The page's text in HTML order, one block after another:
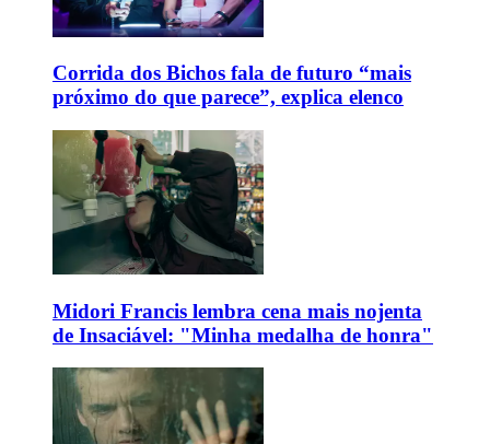
Corrida dos Bichos fala de futuro “mais
próximo do que parece”, explica elenco
Midori Francis lembra cena mais nojenta
de Insaciável: "Minha medalha de honra"